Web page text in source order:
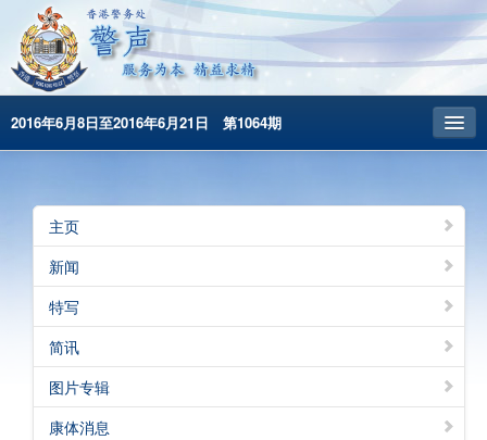
2016年6月8日至2016年6月21日 第1064期
昔日警声
警务处主页
繁體版
English
主页
新闻
特写
简讯
图片专辑
康体消息